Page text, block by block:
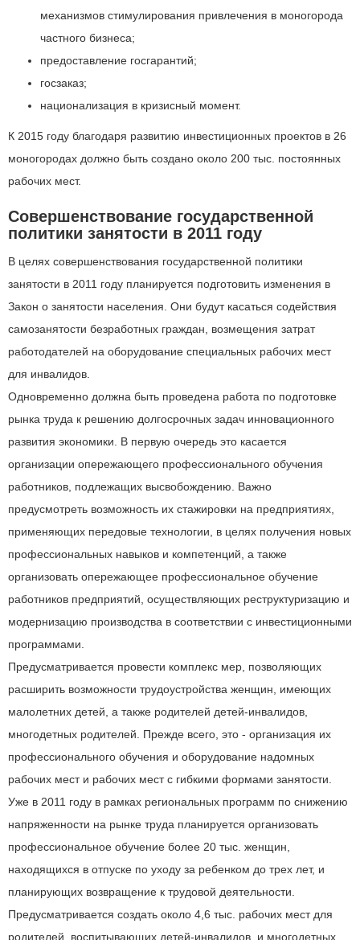
механизмов стимулирования привлечения в моногорода
частного бизнеса;
предоставление госгарантий;
госзаказ;
национализация в кризисный момент.
К 2015 году благодаря развитию инвестиционных проектов в 26
моногородах должно быть создано около 200 тыс. постоянных
рабочих мест.
Совершенствование государственной
политики занятости в 2011 году
В целях совершенствования государственной политики
занятости в 2011 году планируется подготовить изменения в
Закон о занятости населения. Они будут касаться содействия
самозанятости безработных граждан, возмещения затрат
работодателей на оборудование специальных рабочих мест
для инвалидов.
Одновременно должна быть проведена работа по подготовке
рынка труда к решению долгосрочных задач инновационного
развития экономики. В первую очередь это касается
организации опережающего профессионального обучения
работников, подлежащих высвобождению. Важно
предусмотреть возможность их стажировки на предприятиях,
применяющих передовые технологии, в целях получения новых
профессиональных навыков и компетенций, а также
организовать опережающее профессиональное обучение
работников предприятий, осуществляющих реструктуризацию и
модернизацию производства в соответствии с инвестиционными
программами.
Предусматривается провести комплекс мер, позволяющих
расширить возможности трудоустройства женщин, имеющих
малолетних детей, а также родителей детей-инвалидов,
многодетных родителей. Прежде всего, это - организация их
профессионального обучения и оборудование надомных
рабочих мест и рабочих мест с гибкими формами занятости.
Уже в 2011 году в рамках региональных программ по снижению
напряженности на рынке труда планируется организовать
профессиональное обучение более 20 тыс. женщин,
находящихся в отпуске по уходу за ребенком до трех лет, и
планирующих возвращение к трудовой деятельности.
Предусматривается создать около 4,6 тыс. рабочих мест для
родителей, воспитывающих детей-инвалидов, и многодетных